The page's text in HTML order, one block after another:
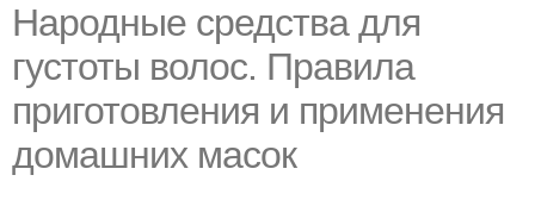
Народные средства для
густоты волос. Правила
приготовления и применения
домашних масок